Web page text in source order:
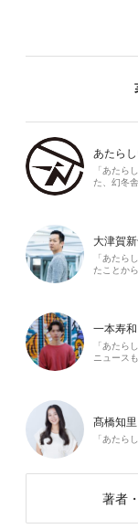
あたら
「あたら
た、幻冬
大津賀
「あたら
たことか
一本寿和
「あたら
ニュース
髙橋知里
「あたら
著者